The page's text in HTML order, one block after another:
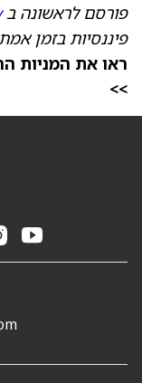
פורסם לראשונה ב
פיננסיות בזמן
>>